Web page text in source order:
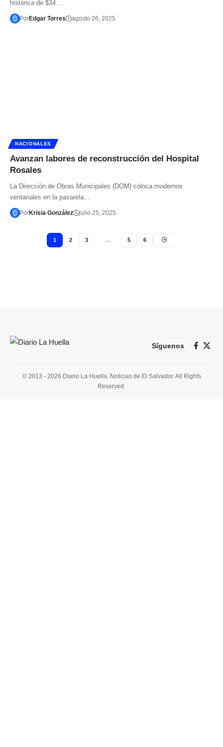
histórica de $34…
PorEdgar Torres agosto 26, 2025
NACIONALES
Avanzan labores de reconstrucción del Hospital
Rosales
La Dirección de Obras Municipales (DOM) coloca modernos
ventanales en la pasarela…
PorKrisia González julio 25, 2025
1 2 3 … 5 6
Síguenos
© 2013 - 2026 Diario La Huella. Noticias de El Salvador. All Rights
Reserved.